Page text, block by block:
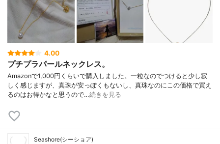
4.00
プチプラパールネックレス。
Amazonで1,000円くらいで購入しました。一粒なのでつけると少し寂
しく感じますが、真珠が安っぽくもないし、真珠なのにこの価格で買え
るのはお得かなと思うので…続きを見る
Seashore(シーショア)